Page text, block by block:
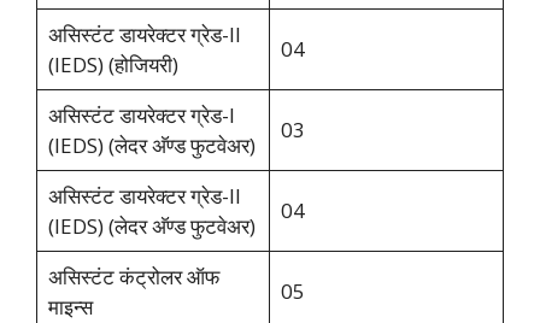
असिस्टंट डायरेक्टर ग्रेड-II
(IEDS) (होजियरी)
04
असिस्टंट डायरेक्टर ग्रेड-I
(IEDS) (लेदर अ‍ॅण्ड फुटवेअर)
03
असिस्टंट डायरेक्टर ग्रेड-II
(IEDS) (लेदर अ‍ॅण्ड फुटवेअर)
04
असिस्टंट कंट्रोलर ऑफ
माइन्स
05